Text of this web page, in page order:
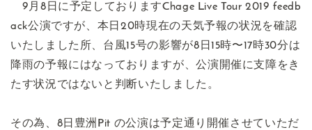
9月8日に予定しておりますChage Live Tour 2019 feedb
ack公演ですが、本日20時現在の天気予報の状況を確認
いたしました所、台風15号の影響が8日15時〜17時30分は
降雨の予報にはなっておりますが、公演開催に支障をき
たす状況ではないと判断いたしました。
その為、8日豊洲Pit の公演は予定通り開催させていただ